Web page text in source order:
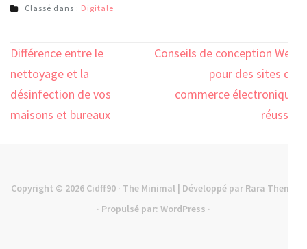
Classé dans : Digitale
Navigation
de
l’article
Différence entre le
nettoyage et la
désinfection de vos
maisons et bureaux
Conseils de conception Web
pour des sites de
commerce électronique
réussis
Copyright © 2026 Cidff90· The Minimal | Développé par Rara Theme
· Propulsé par: WordPress ·